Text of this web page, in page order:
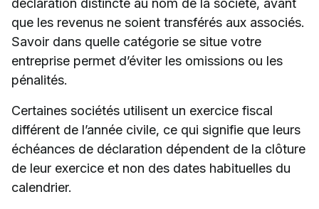
déclaration distincte au nom de la société, avant
que les revenus ne soient transférés aux associés.
Savoir dans quelle catégorie se situe votre
entreprise permet d’éviter les omissions ou les
pénalités.
Certaines sociétés utilisent un exercice fiscal
différent de l’année civile, ce qui signifie que leurs
échéances de déclaration dépendent de la clôture
de leur exercice et non des dates habituelles du
calendrier.